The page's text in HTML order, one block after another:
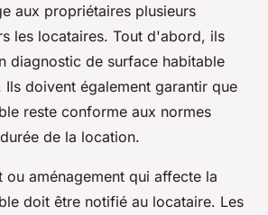
aux propriétaires plusieurs
les locataires. Tout d'abord, ils
diagnostic de surface habitable
Ils doivent également garantir que
reste conforme aux normes
de la location.
ou aménagement qui affecte la
doit être notifié au locataire. Les